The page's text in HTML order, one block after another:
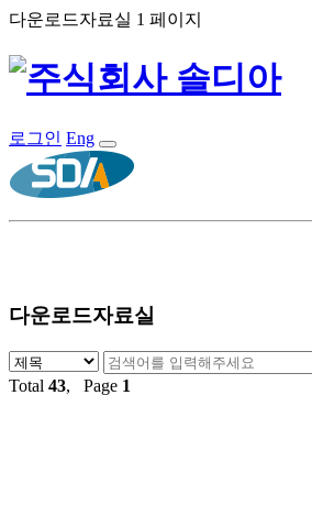
다운로드자료실 1 페이지
로그인 Eng
다운로드자료실
Total 43, Page 1